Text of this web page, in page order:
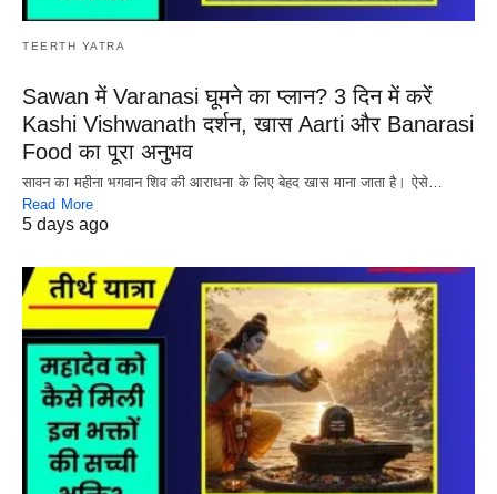
TEERTH YATRA
Sawan में Varanasi घूमने का प्लान? 3 दिन में करें
Kashi Vishwanath दर्शन, खास Aarti और Banarasi
Food का पूरा अनुभव
सावन का महीना भगवान शिव की आराधना के लिए बेहद खास माना जाता है। ऐसे…
Read More
5 days ago